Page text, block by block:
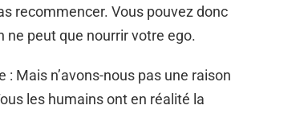
recommencer. Vous pouvez donc
ne peut que nourrir votre ego.
Mais n’avons-nous pas une raison
les humains ont en réalité la